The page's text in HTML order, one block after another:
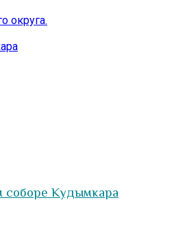
округа.
соборе Кудымкара